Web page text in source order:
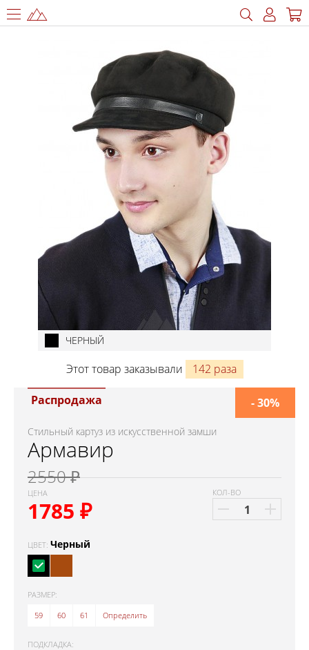
ЧЕРНЫЙ
Этот товар заказывали 142 раза
Распродажа
Стильный картуз из искусственной замши
Армавир
2550 ₽
ЦЕНА
1785 ₽
- 30%
КОЛ-ВО
ЦВЕТ: Черный
РАЗМЕР:
59
60 61 Определить
ПОДКЛАДКА: